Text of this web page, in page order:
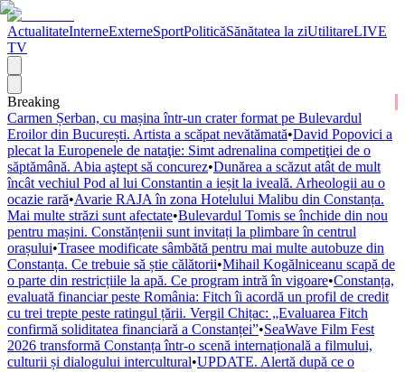
ActualitateInterneExterneSportPoliticăSănătatea la ziUtilitareLIVE
TV
Breaking
Carmen Șerban, cu mașina într-un crater format pe Bulevardul
Eroilor din București. Artista a scăpat nevătămată•David Popovici a
plecat la Europenele de nataţie: Simt adrenalina competiţiei de o
săptămână. Abia aştept să concurez•Dunărea a scăzut atât de mult
încât vechiul Pod al lui Constantin a ieșit la iveală. Arheologii au o
ocazie rară•Avarie RAJA în zona Hotelului Malibu din Constanța.
Mai multe străzi sunt afectate•Bulevardul Tomis se închide din nou
pentru mașini. Constănțenii sunt invitați la plimbare în centrul
orașului•Trasee modificate sâmbătă pentru mai multe autobuze din
Constanța. Ce trebuie să știe călătorii•Mihail Kogălniceanu scapă de
o parte din restricțiile la apă. Ce program intră în vigoare•Constanța,
evaluată financiar peste România: Fitch îi acordă un profil de credit
cu trei trepte peste ratingul țării. Vergil Chițac: „Evaluarea Fitch
confirmă soliditatea financiară a Constanței”•SeaWave Film Fest
2026 transformă Constanța într-o scenă internațională a filmului,
culturii și dialogului intercultural•UPDATE. Alertă după ce o